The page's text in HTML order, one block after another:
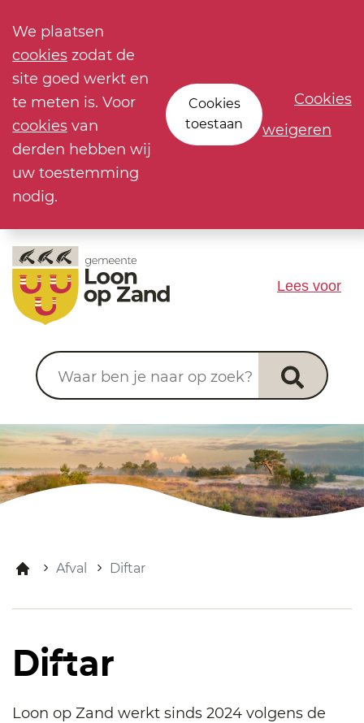
We plaatsen
cookies zodat de
site goed werkt en
te meten is. Voor
cookies van
derden hebben wij
uw toestemming
nodig.
Cookies
toestaan
Cookies
weigeren
Waar ben je naar op zoek?
Lees voor
Afval Diftar
Diftar
Loon op Zand werkt sinds 2024 volgens de